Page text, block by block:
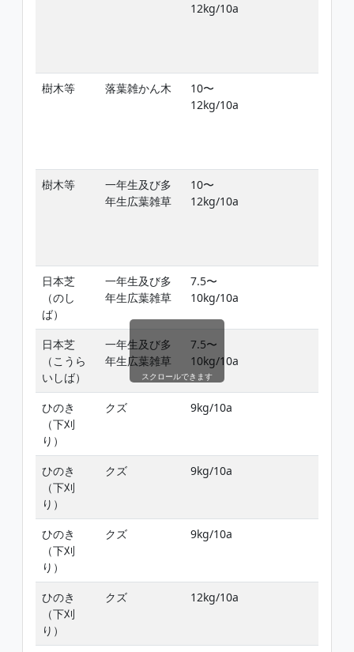
12kg/10a
樹木等 落葉雑かん木
10〜
12kg/10a
樹木等
一年生及び多
年生広葉雑草
10〜
12kg/10a
日本芝
（のし
ば）
一年生及び多
年生広葉雑草
7.5〜
10kg/10a
日本芝
（こうら
いしば）
一年生及び多
年生広葉雑草
7.5〜
10kg/10a
ひのき
（下刈
り）
クズ 9kg/10a
ひのき
（下刈
り）
クズ 9kg/10a
ひのき
（下刈
り）
クズ 9kg/10a
ひのき
（下刈
り）
クズ 12kg/10a
スクロールできます